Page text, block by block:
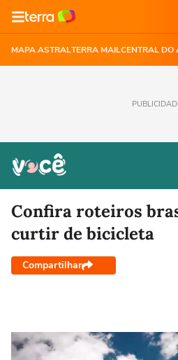
MAPA ASTRALTERRA MAILCENTRAL DO
Confira roteiros
curtir de bicicleta
Compartilhar